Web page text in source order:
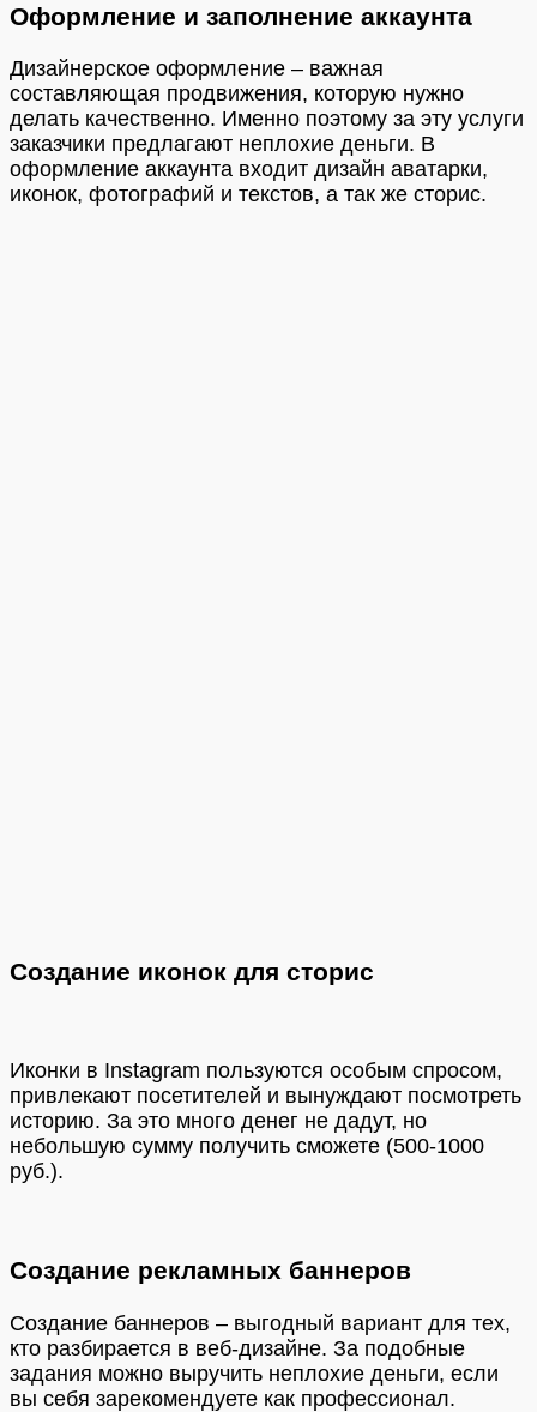
Оформление и заполнение аккаунта
Дизайнерское оформление – важная
составляющая продвижения, которую нужно
делать качественно. Именно поэтому за эту услуги
заказчики предлагают неплохие деньги. В
оформление аккаунта входит дизайн аватарки,
иконок, фотографий и текстов, а так же сторис.
Создание иконок для сторис
Иконки в Instagram пользуются особым спросом,
привлекают посетителей и вынуждают посмотреть
историю. За это много денег не дадут, но
небольшую сумму получить сможете (500-1000
руб.).
Создание рекламных баннеров
Создание баннеров – выгодный вариант для тех,
кто разбирается в веб-дизайне. За подобные
задания можно выручить неплохие деньги, если
вы себя зарекомендуете как профессионал.